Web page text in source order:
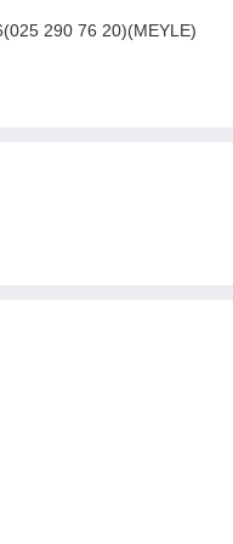
290 76 20)(MEYLE)